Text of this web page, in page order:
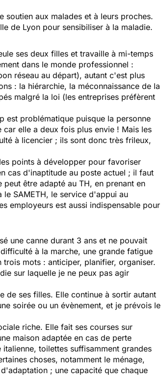
soutien aux malades et à leurs proches.
de Lyon pour sensibiliser à la maladie.
ses deux filles et travaille à mi-temps
dans le monde professionnel :
réseau au départ), autant c'est plus
: la hiérarchie, la méconnaissance de la
malgré la loi (les entreprises préfèrent
est problématique puisque la personne
elle a deux fois plus envie ! Mais les
à licencier ; ils sont donc très frileux,
points à développer pour favoriser
cas d'inaptitude au poste actuel ; il faut
être adapté au TH, en prenant en
SAMETH, le service d'appui au
employeurs est aussi indispensable pour
une canne durant 3 ans et ne pouvait
à la marche, une grande fatigue
mots : anticiper, planifier, organiser.
sur laquelle je ne peux pas agir
de ses filles. Elle continue à sortir autant
soirée ou un évènement, et je prévois le
riche. Elle fait ses courses sur
maison adaptée en cas de perte
toilettes suffisamment grandes
choses, notamment le ménage,
; une capacité que chaque